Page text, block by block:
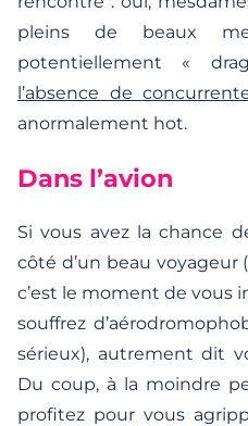
pleins de beaux
potentiellement «
l’absence de
anormalement hot.
Dans l’avion
Si vous avez la chance
côté d’un beau voyageur
c’est le moment de vous
souffrez
sérieux), autrement dit
Du coup, à la moindre
profitez pour vous